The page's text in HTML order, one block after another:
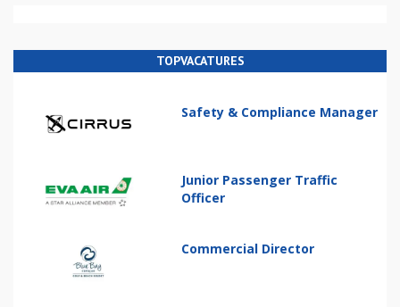
TOPVACATURES
Safety & Compliance Manager
Junior Passenger Traffic
Officer
Commercial Director